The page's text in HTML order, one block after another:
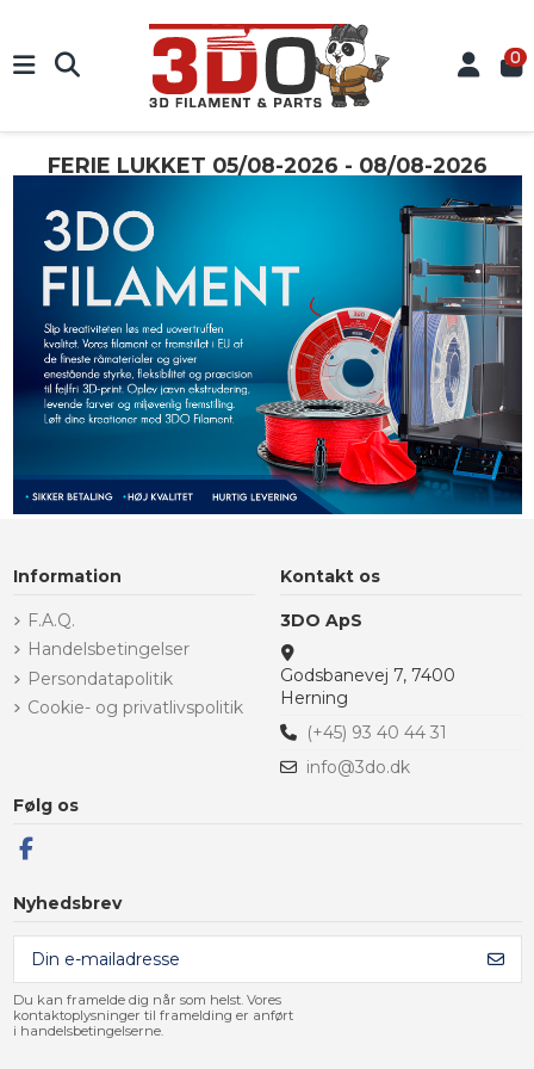
0
FERIE LUKKET 05/08-2026 - 08/08-2026
Information
F.A.Q.
Handelsbetingelser
Persondatapolitik
Cookie- og privatlivspolitik
Kontakt os
3DO ApS
Godsbanevej 7, 7400
Herning
(+45) 93 40 44 31
info@3do.dk
Følg os
Nyhedsbrev
Du kan framelde dig når som helst. Vores
kontaktoplysninger til framelding er anført
i handelsbetingelserne.